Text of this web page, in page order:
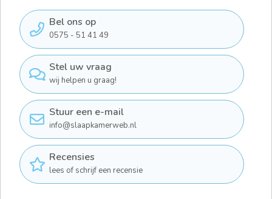
Bel ons op
0575 - 51 41 49
Stel uw vraag
wij helpen u graag!
Stuur een e-mail
info@slaapkamerweb.nl
Recensies
lees of schrijf een recensie